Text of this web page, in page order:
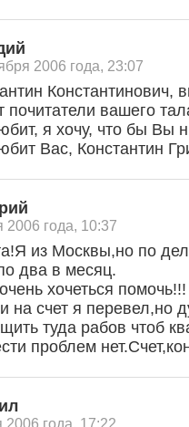
2006 года, 23:07
почитатели вашего
я хочу, что бы Вы
Вас, Константин
2006 года, 10:37
из Москвы,но по
два в месяц.
хочеться помочь!!!
на счет я перевел,но
туда рабов чтоб
проблем
2006 года, 17:22